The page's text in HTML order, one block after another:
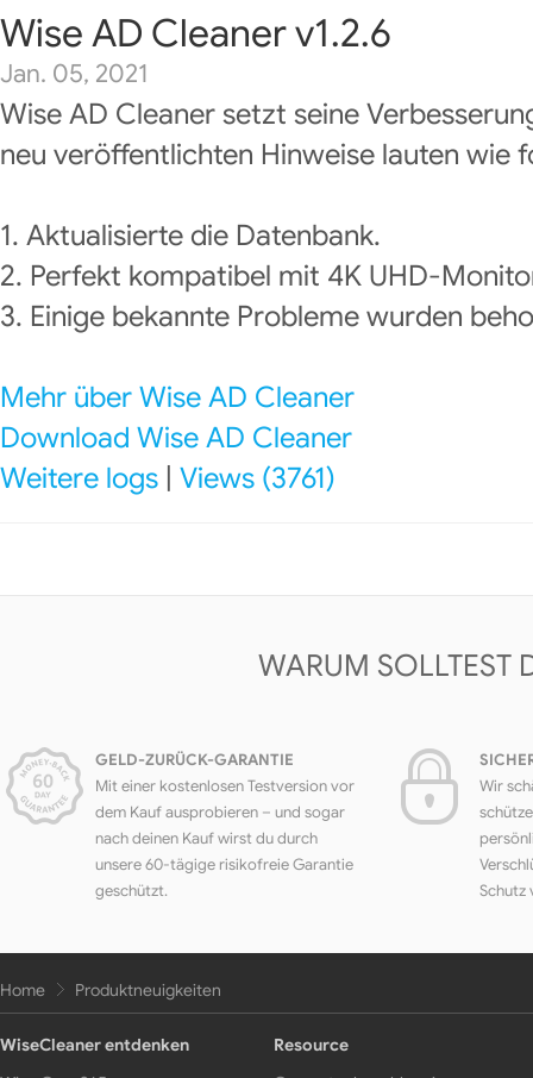
Wise AD Cleaner v1.2.6
Jan. 05, 2021
Wise AD Cleaner setzt seine
neu veröffentlichten Hinweise lauten wie
1. Aktualisierte die Datenbank.
2. Perfekt kompatibel mit 4K UHD-
3. Einige bekannte Probleme wurden
Mehr über Wise AD Cleaner
Download Wise AD Cleaner
Weitere logs Views (3761)
WARUM SOLLTEST
GELD-ZURÜCK-GARANTIE
Mit einer kostenlosen Testversion vor
dem Kauf ausprobieren – und sogar
nach deinen Kauf wirst du durch
unsere 60-tägige risikofreie Garantie
geschützt.
Wir
Schutz
Home Produktneuigkeiten
WiseCleaner entdenken
Resource